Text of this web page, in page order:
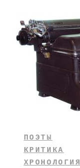
ПОЭТЫ
КРИТИКА
ХРОНОЛОГИЯ